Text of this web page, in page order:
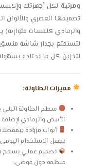
ومرتبة لكل أجهزتك
تصميمها العصري والألوان
والرمادي كلمسات متوازنة)
لتستمتع بجدار شاشة
لتخزين كل ما تحتاجه
مميزات الطاولة:
سطح الطاولة البني
الأبيض والرمادي
أبواب مزوّدة
يجعل الاستخدام اليومي
تصميم عملي يسمح
منظمة دون فوضى.